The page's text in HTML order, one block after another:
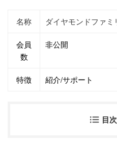
名称 ダイヤモンドファミ
会員
数
非公開
特徴 紹介/サポート
目次